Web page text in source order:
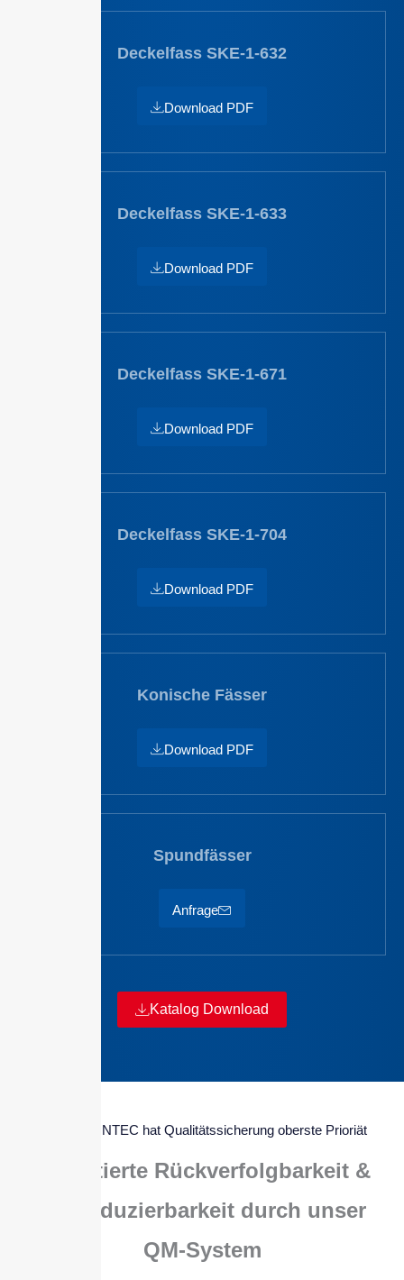
Deckelfass SKE-1-632
Download PDF
Deckelfass SKE-1-633
Download PDF
Deckelfass SKE-1-671
Download PDF
Deckelfass SKE-1-704
Download PDF
Konische Fässer
Download PDF
Spundfässer
Anfrage
Katalog Download
Bei BOLZ INTEC hat Qualitätssicherung oberste Prioriät
Garantierte Rückverfolgbarkeit &
Reproduzierbarkeit durch unser
QM-System